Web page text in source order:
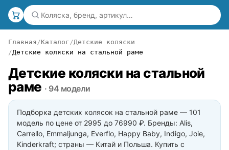
Главная Каталог Детские коляски
Детские коляски на стальной раме
Детские коляски на стальной
раме · 94 модели
Подборка детских колясок на стальной раме — 101
модель по цене от 2995 до 76990 ₽. Бренды: Alis,
Carrello, Emmaljunga, Everflo, Happy Baby, Indigo, Joie,
Kinderkraft; страны — Китай и Польша. Купить с